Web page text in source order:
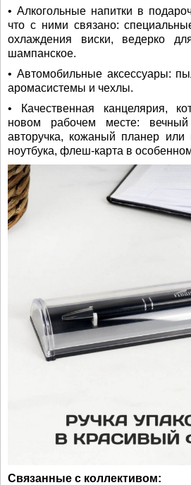
• Алкогольные напитки в
что с ними связано:
охлаждения виски, ведерко
шампанское.
• Автомобильные аксессуары:
аромасистемы и чехлы.
• Качественная канцелярия,
новом рабочем месте: вечный
авторучка, кожаный планер или
ноутбука, флеш-карта в
Связанные с коллективом: